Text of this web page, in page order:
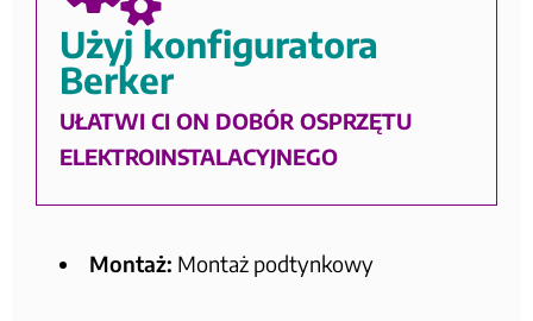
Użyj konfiguratora
Berker
UŁATWI CI ON DOBÓR OSPRZĘTU
ELEKTROINSTALACYJNEGO
Montaż: Montaż podtynkowy